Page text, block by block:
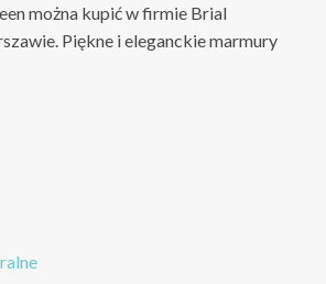
można kupić w firmie Brial
Piękne i eleganckie marmury